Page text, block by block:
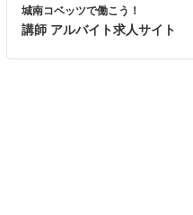
城南コベッツで働こう！
講師 アルバイト求人サイト